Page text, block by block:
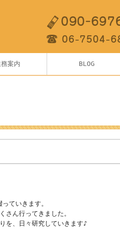
案内 BLOG
ていきます。
さん行ってきました。
を、日々研究していきます♪